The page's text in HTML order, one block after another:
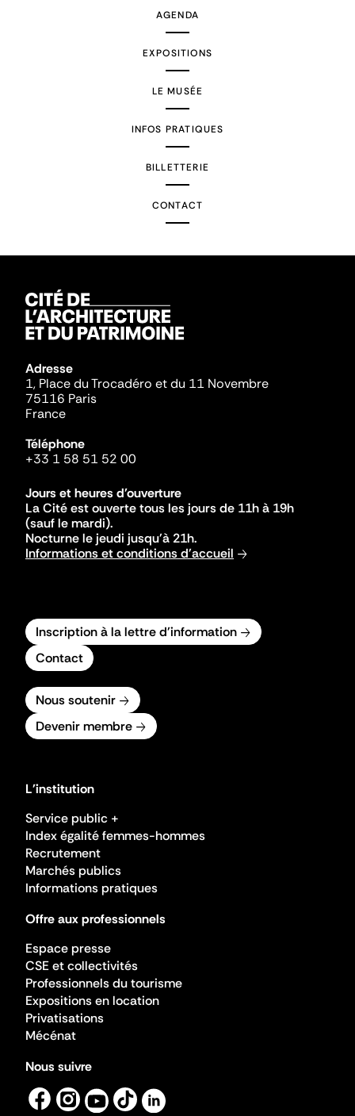
AGENDA
EXPOSITIONS
LE MUSÉE
INFOS PRATIQUES
BILLETTERIE
CONTACT
Adresse
1, Place du Trocadéro et du 11 Novembre
75116 Paris
France
Téléphone
+33 1 58 51 52 00
Jours et heures d'ouverture
La Cité est ouverte tous les jours de 11h à 19h
(sauf le mardi).
Nocturne le jeudi jusqu'à 21h.
Informations et conditions d'accueil
Inscription à la lettre d'information
Contact
Nous soutenir
Devenir membre
L'institution
Service public +
Index égalité femmes-hommes
Recrutement
Marchés publics
Informations pratiques
Offre aux professionnels
Espace presse
CSE et collectivités
Professionnels du tourisme
Expositions en location
Privatisations
Mécénat
Nous suivre